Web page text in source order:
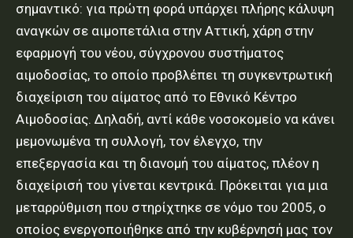
σημαντικό: για πρώτη φορά υπάρχει πλήρης κάλυψη
αναγκών σε αιμοπετάλια στην Αττική, χάρη στην
εφαρμογή του νέου, σύγχρονου συστήματος
αιμοδοσίας, το οποίο προβλέπει τη συγκεντρωτική
διαχείριση του αίματος από το Εθνικό Κέντρο
Αιμοδοσίας. Δηλαδή, αντί κάθε νοσοκομείο να κάνει
μεμονωμένα τη συλλογή, τον έλεγχο, την
επεξεργασία και τη διανομή του αίματος, πλέον η
διαχείρισή του γίνεται κεντρικά. Πρόκειται για μια
μεταρρύθμιση που στηρίχτηκε σε νόμο του 2005, ο
οποίος ενεργοποιήθηκε από την κυβέρνησή μας τον